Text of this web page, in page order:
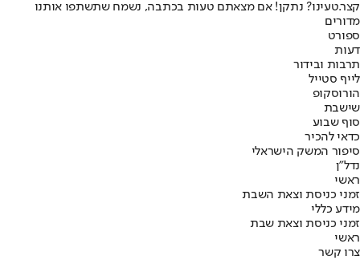
קצר.טעינו? נתקן! אם מצאתם טעות בכתבה, נשמח שתשתפו אותנו
מדורים
ספורט
דעות
תרבות ובידור
לייף סטייל
הורוסקופ
שישבת
סוף שבוע
כדאי להכיר
סיפור המשק הישראלי
נדל"ן
ראשי
זמני כניסת וצאת השבת
מידע כללי
זמני כניסת וצאת שבת
ראשי
צרו קשר